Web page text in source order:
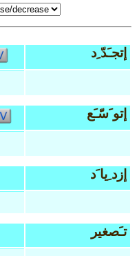
إتجـَدّ ِد
إتو َسّـَع
إزد ِيا َد
تـَصغير